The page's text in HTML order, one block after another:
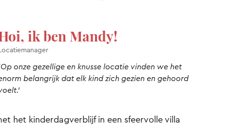
ik ben Mandy!
onze gezellige en knusse locatie vinden we het
belangrijk dat elk kind zich gezien en gehoord
het kinderdagverblijf in een sfeervolle villa